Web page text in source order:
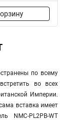
по всему
во всех
Империи.
вставка имеет
NMC-PL2PB-WT